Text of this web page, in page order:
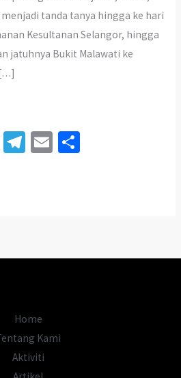
tanda tanya hingga ke hari
Kesultanan Selangor, hingga
jatuhnya Bukit Malawati ke
Te E S
Home
Kami
Aktiviti